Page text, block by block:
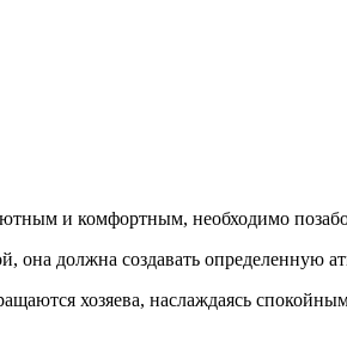
и комфортным, необходимо
должна создавать определенную
хозяева, наслаждаясь